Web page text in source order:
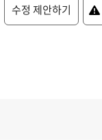
수정 제안하기